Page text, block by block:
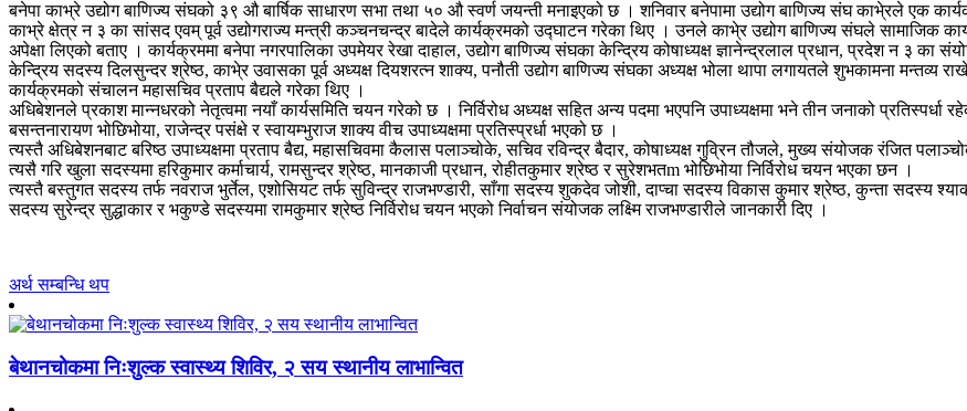
बनेपा काभ्रे उद्योग बाणिज्य संघको ३९ औ बार्षिक साधारण सभा तथा ५० औ स्वर्ण जयन्ती मनाइएको छ । शनिवार बनेपामा उद्योग बाणिज्य संघ काभे्रले एक
काभ्रे क्षेत्र न ३ का सांसद एवम् पूर्व उद्योगराज्य मन्त्री कञ्चनचन्द्र बादेले कार्यक्रमको उद्घाटन गरेका थिए । उनले काभे्र उद्योग बाणिज्य संघले सामाजिक
अपेक्षा लिएको बताए । कार्यक्रममा बनेपा नगरपालिका उपमेयर रेखा दाहाल, उद्योग बाणिज्य संघका केन्द्रिय कोषाध्यक्ष ज्ञानेन्द्रलाल प्रधान, प्रदेश न ३ का
केन्द्रिय सदस्य दिलसुन्दर श्रेष्ठ, काभे्र उवासका पूर्व अध्यक्ष दियशरत्न शाक्य, पनौती उद्योग बाणिज्य संघका अध्यक्ष भोला थापा लगायतले शुभकामना मन्तव्य
कार्यक्रमको संचालन महासचिव प्रताप बैद्यले गरेका थिए ।
अधिबेशनले प्रकाश मान्नधरको नेतृत्वमा नयाँ कार्यसमिति चयन गरेको छ । निर्विरोध अध्यक्ष सहित अन्य पदमा भएपनि उपाध्यक्षमा भने तीन जनाको प्रतिस्पर्धा
बसन्तनारायण भोछिभोया, राजेन्द्र पसंक्षे र स्वायम्भुराज शाक्य वीच उपाध्यक्षमा प्रतिस्प्रर्धा भएको छ ।
त्यस्तै अधिबेशनबाट बरिष्ठ उपाध्यक्षमा प्रताप बैद्य, महासचिवमा कैलास पलाञ्चोके, सचिव रविन्द्र बैदार, कोषाध्यक्ष गुव्रिन तौजले, मुख्य संयोजक रंजित
त्यसै गरि खुला सदस्यमा हरिकुमार कर्माचार्य, रामसुन्दर श्रेष्ठ, मानकाजी प्रधान, रोहीतकुमार श्रेष्ठ र सुरेशभतm भोछिभोया निर्विरोध चयन भएका छन ।
त्यस्तै बस्तुगत सदस्य तर्फ नवराज भुर्तेल, एशोसियट तर्फ सुविन्द्र राजभण्डारी, साँगा सदस्य शुकदेव जोशी, दाप्चा सदस्य विकास कुमार श्रेष्ठ, कुन्ता सदस्य
सदस्य सुरेन्द्र सुद्धाकार र भकुण्डे सदस्यमा रामकुमार श्रेष्ठ निर्विरोध चयन भएको निर्वाचन संयोजक लक्ष्मि राजभण्डारीले जानकारी दिए ।
अर्थ सम्बन्धि थप
बेथानचोकमा निःशुल्क स्वास्थ्य शिविर, २ सय स्थानीय लाभान्वित